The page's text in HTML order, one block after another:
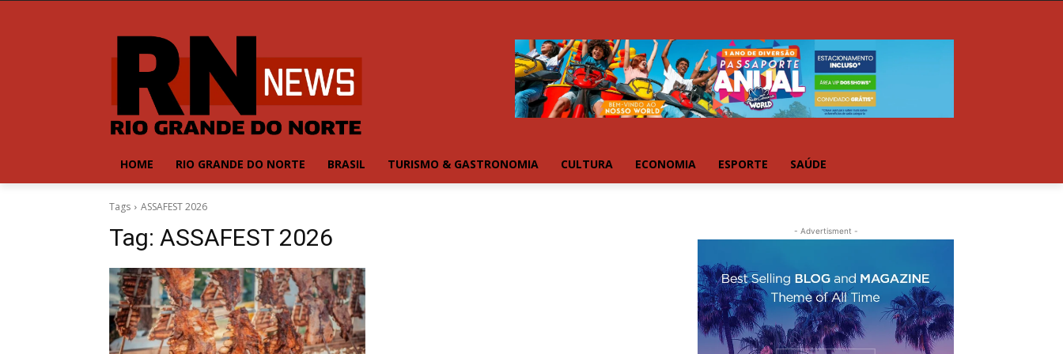
HOME RIO GRANDE DO NORTE BRASIL TURISMO & GASTRONOMIA CULTURA ECONOMIA ESPORTE SAÚDE
Tags ASSAFEST 2026
Tag: ASSAFEST 2026 - Advertisment -